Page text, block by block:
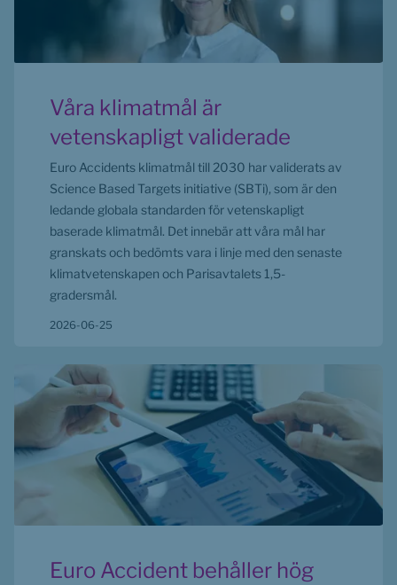
Våra klimatmål är
vetenskapligt validerade
Euro Accidents klimatmål till 2030 har validerats av
Science Based Targets initiative (SBTi), som är den
ledande globala standarden för vetenskapligt
baserade klimatmål. Det innebär att våra mål har
granskats och bedömts vara i linje med den senaste
klimatvetenskapen och Parisavtalets 1,5-
gradersmål.
2026-06-25
Euro Accident behåller hög